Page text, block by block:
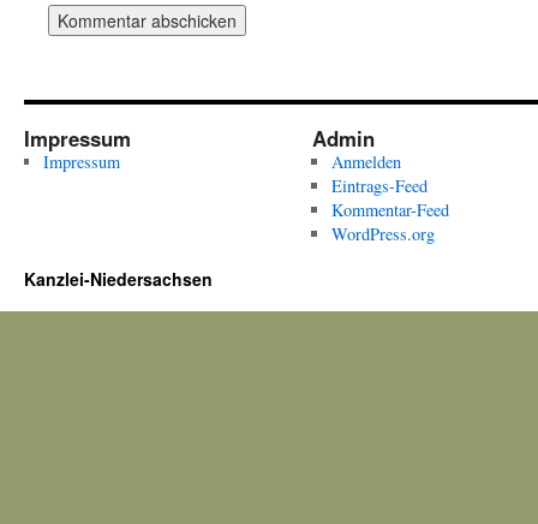
Impressum
Impressum
Admin
Anmelden
Eintrags-Feed
Kommentar-Feed
WordPress.org
Kanzlei-Niedersachsen